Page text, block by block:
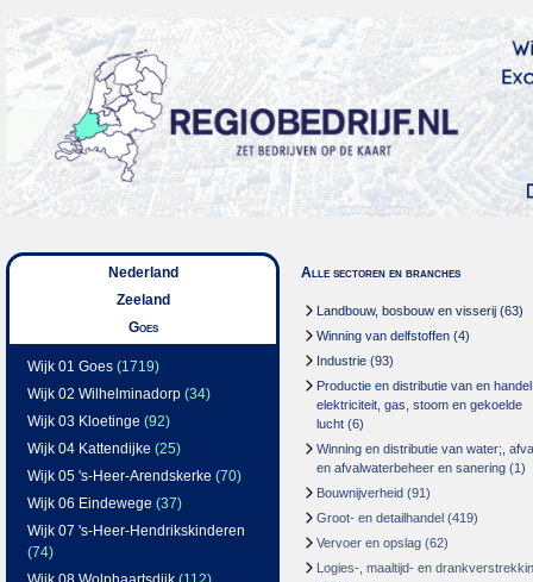
Nederland
Zeeland
Goes
Wijk 01 Goes (1719)
Wijk 02 Wilhelminadorp (34)
Wijk 03 Kloetinge (92)
Wijk 04 Kattendijke (25)
Wijk 05 's-Heer-Arendskerke (70)
Wijk 06 Eindewege (37)
Wijk 07 's-Heer-Hendrikskinderen
(74)
Alle sectoren en branches
Landbouw, bosbouw en visserij (63)
Winning van delfstoffen (4)
Industrie (93)
Productie en distributie van en
elektriciteit, gas, stoom en gekoelde
lucht (6)
Winning en distributie van water;,
en afvalwaterbeheer en sanering (1)
Bouwnijverheid (91)
Groot- en detailhandel (419)
Vervoer en opslag (62)
Logies-, maaltijd- en